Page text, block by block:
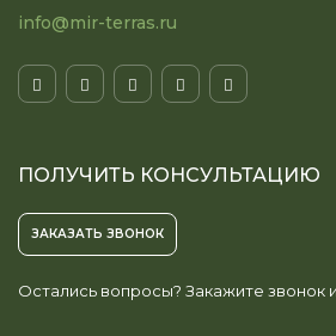
info@mir-terras.ru
ПОЛУЧИТЬ КОНСУЛЬТАЦИЮ
ЗАКАЗАТЬ ЗВОНОК
Остались вопросы? Закажите звонок